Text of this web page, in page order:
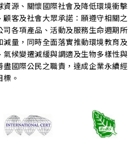
源、關懷國際社會及降低環境衝擊
顧客及社會大眾承諾：願遵守相關之
各項產品、活動及服務生命週期所
減量，同時全面落實推動環境教育及
候變遷減緩與調適及生物多樣性與
國際公民之職責，達成企業永續經
。